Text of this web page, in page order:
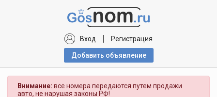
Вход Регистрация
Добавить объявлениe
Внимание: все номера передаются путем продажи
авто, не нарушая законы РФ!